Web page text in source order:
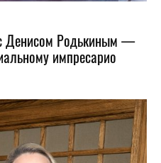
Денисом Родькиным —
импресарио